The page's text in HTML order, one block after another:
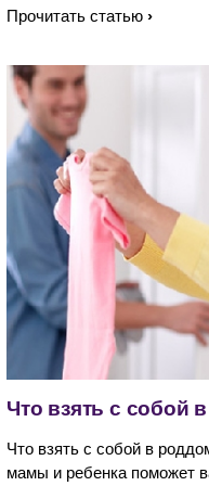
Прочитать статью
Что взять с собой
Что взять с собой в
мамы и ребенка поможет